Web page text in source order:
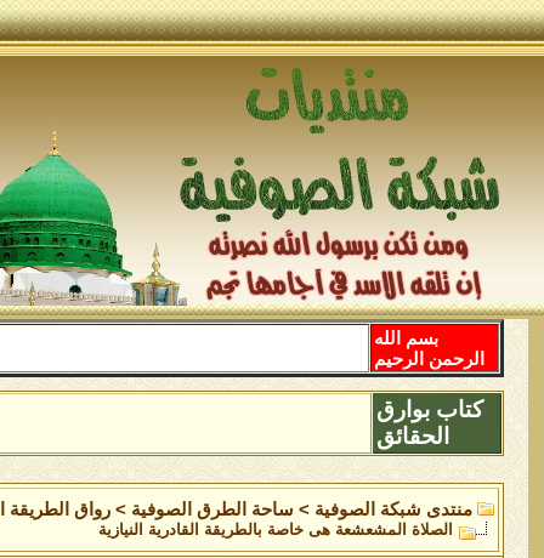
بسم الله
الرحمن الرحيم
كتاب بوارق
الحقائق
منتدى شبكة الصوفية > ساحة الطرق الصوفية >رواق الطريقة
الصلاة المشعشعة هى خاصة بالطريقة القادرية النيازية